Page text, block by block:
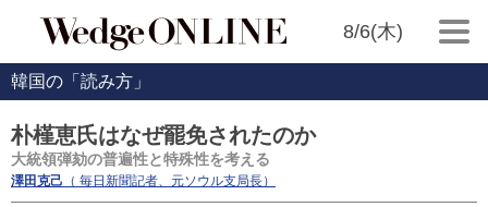
8/6(木)
韓国の「読み方」
朴槿恵氏はなぜ罷免されたのか
大統領弾劾の普遍性と特殊性を考える
澤田克己 （ 毎日新聞記者、元ソウル支局長）